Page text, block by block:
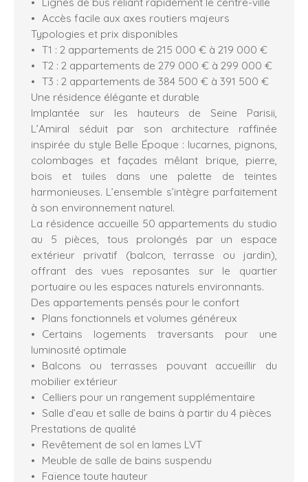
Accès facile aux axes routiers majeurs
Typologies et prix disponibles
T1 : 2 appartements de 215 000 € à 219 000 €
T2 : 2 appartements de 279 000 € à 299 000 €
T3 : 2 appartements de 384 500 € à 391 500 €
Une résidence élégante et durable
Implantée sur les hauteurs de Seine Parisii,
L’Amiral séduit par son architecture raffinée
inspirée du style Belle Époque : lucarnes, pignons,
colombages et façades mêlant brique, pierre,
bois et tuiles dans une palette de teintes
harmonieuses. L’ensemble s’intègre parfaitement
à son environnement naturel.
La résidence accueille 50 appartements du studio
au 5 pièces, tous prolongés par un espace
extérieur privatif (balcon, terrasse ou jardin),
offrant des vues reposantes sur le quartier
portuaire ou les espaces naturels environnants.
Des appartements pensés pour le confort
Plans fonctionnels et volumes généreux
Certains logements traversants pour une
luminosité optimale
Balcons ou terrasses pouvant accueillir du
mobilier extérieur
Celliers pour un rangement supplémentaire
Salle d’eau et salle de bains à partir du 4 pièces
Prestations de qualité
Revêtement de sol en lames LVT
Meuble de salle de bains suspendu
Faïence toute hauteur